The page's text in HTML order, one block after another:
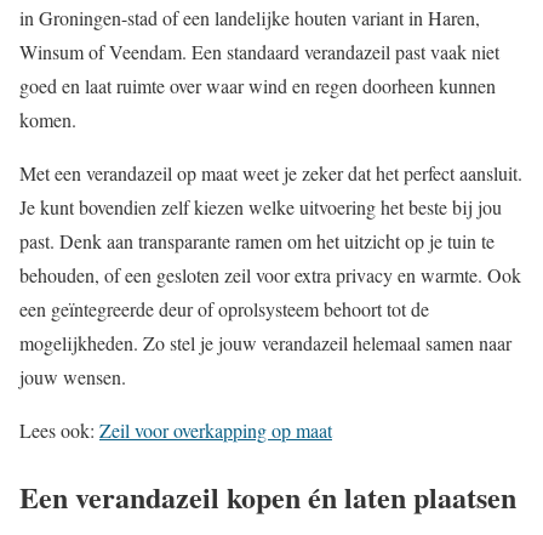
in Groningen-stad of een landelijke houten variant in Haren,
Winsum of Veendam. Een standaard verandazeil past vaak niet
goed en laat ruimte over waar wind en regen doorheen kunnen
komen.
Met een verandazeil op maat weet je zeker dat het perfect aansluit.
Je kunt bovendien zelf kiezen welke uitvoering het beste bij jou
past. Denk aan transparante ramen om het uitzicht op je tuin te
behouden, of een gesloten zeil voor extra privacy en warmte. Ook
een geïntegreerde deur of oprolsysteem behoort tot de
mogelijkheden. Zo stel je jouw verandazeil helemaal samen naar
jouw wensen.
Lees ook: Zeil voor overkapping op maat
Een verandazeil kopen én laten plaatsen